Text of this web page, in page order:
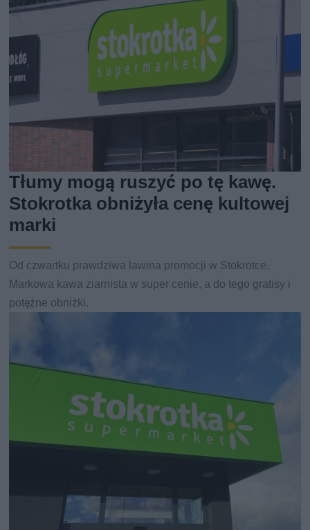
Tłumy mogą ruszyć po tę kawę.
Stokrotka obniżyła cenę kultowej
marki
Od czwartku prawdziwa lawina promocji w Stokrotce.
Markowa kawa ziarnista w super cenie, a do tego gratisy i
potężne obniżki.